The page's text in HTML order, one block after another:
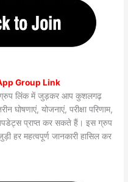
Group Link
ग्रुप लिंक में जुड़कर आप कुशलगढ़
घोषणाएं, योजनाएं, परीक्षा परिणाम,
अपडेट्स प्राप्त कर सकते हैं। इस ग्रुप
हर महत्वपूर्ण जानकारी हासिल कर